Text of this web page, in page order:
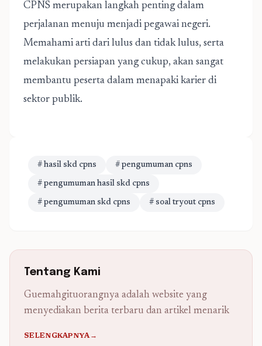
CPNS merupakan langkah penting dalam
perjalanan menuju menjadi pegawai negeri.
Memahami arti dari lulus dan tidak lulus, serta
melakukan persiapan yang cukup, akan sangat
membantu peserta dalam menapaki karier di
sektor publik.
# hasil skd cpns # pengumuman cpns
# pengumuman hasil skd cpns
# pengumuman skd cpns # soal tryout cpns
Tentang Kami
Guemahgituorangnya adalah website yang
menyediakan berita terbaru dan artikel menarik
SELENGKAPNYA→